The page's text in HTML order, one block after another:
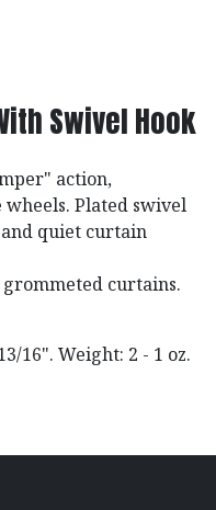
Swivel Hook
action,
Plated swivel
quiet curtain
curtains.
16". Weight: 2 - 1 oz.